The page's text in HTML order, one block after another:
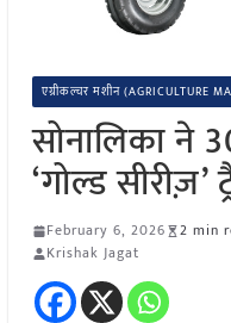
एग्रीकल्चर मशीन (AGRICULTURE
सोनालिका ने
‘गोल्ड सीरीज़’
February 6, 2026 2 min
Krishak Jagat